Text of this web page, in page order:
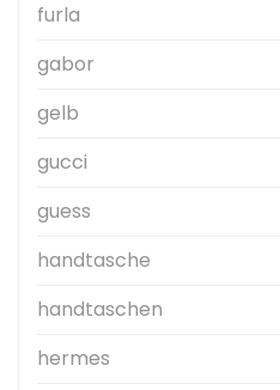
furla
gabor
gelb
gucci
guess
handtasche
handtaschen
hermes